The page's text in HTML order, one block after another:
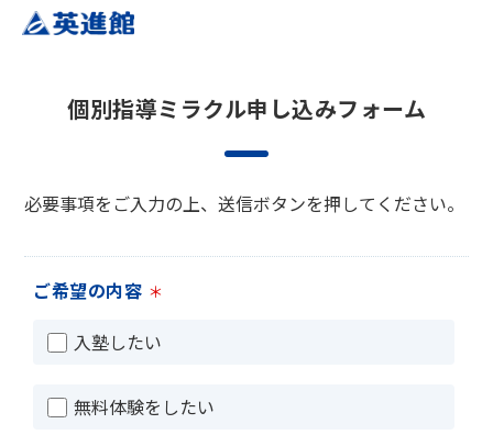
個別指導ミラクル申し込みフォーム
必要事項をご入力の上、送信ボタンを押してください。
ご希望の内容 ＊
入塾したい
無料体験をしたい